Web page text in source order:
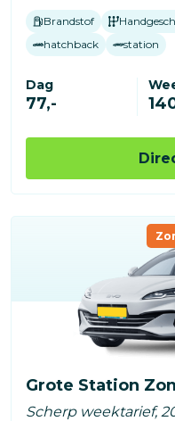
Brandstof
hatchback
station
Dag
77,-
Grote Station
Scherp weektarief,